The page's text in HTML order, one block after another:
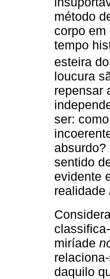
método
corpo
tempo
esteira
loucura
repensar
ser:
sentido
evidente
realidade
miríade
daquilo